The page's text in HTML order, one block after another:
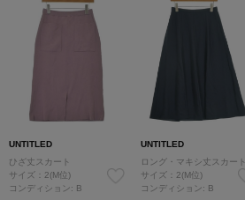
UNTITLED
ひざ丈スカート
サイズ：2(M位)
コンディション: B
UNTITLED
ロング・マキシ丈スカート
サイズ：2(M位)
コンディション: B